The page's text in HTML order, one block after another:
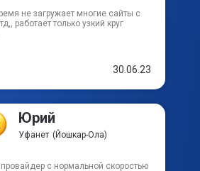
не загружает многие сайты с
работает только узкий круг
30.06.23
Юрий
Уфанет (Йошкар-Ола)
с нормальной скоростью